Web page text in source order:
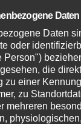
in
Daten
Daten
oder
Person")
die
zu einer
zu
mehreren